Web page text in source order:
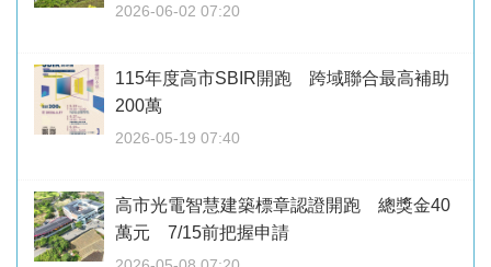
2026-06-02 07:20
115年度高市SBIR開跑 跨域聯合最高補助
200萬
2026-05-19 07:40
高市光電智慧建築標章認證開跑 總獎金40
萬元 7/15前把握申請